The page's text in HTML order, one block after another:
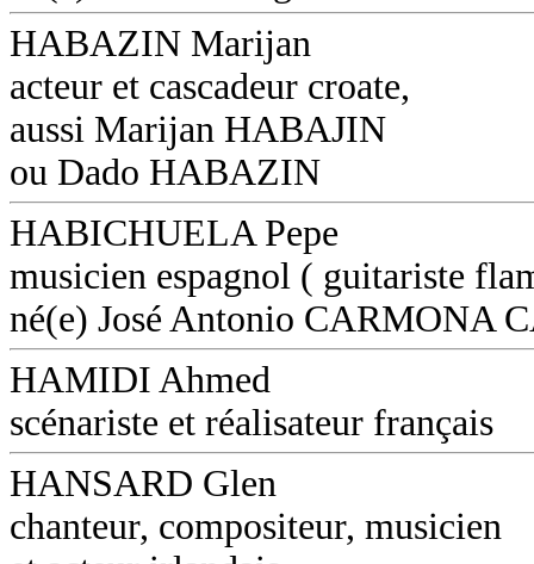
HABAZIN Marijan
acteur et cascadeur croate,
aussi Marijan HABAJIN
ou Dado HABAZIN
HABICHUELA Pepe
musicien espagnol ( guitariste
né(e) José Antonio CARMONA
HAMIDI Ahmed
scénariste et réalisateur français
HANSARD Glen
chanteur, compositeur, musicien